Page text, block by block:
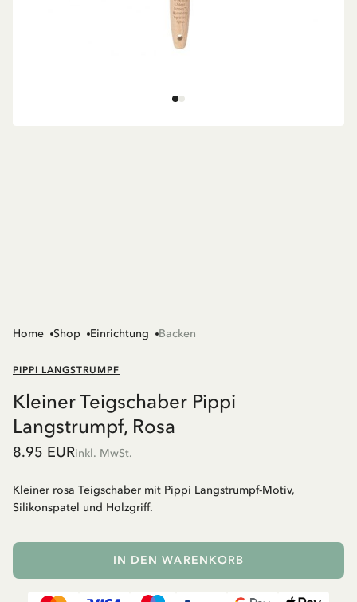
Home Shop Einrichtung Backen
PIPPI LANGSTRUMPF
Kleiner Teigschaber Pippi
Langstrumpf, Rosa
8.95 EURinkl. MwSt.
Kleiner rosa Teigschaber mit Pippi Langstrumpf-Motiv,
Silikonspatel und Holzgriff.
IN DEN WARENKORB